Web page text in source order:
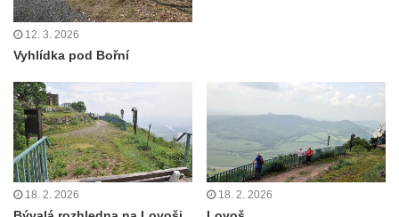
Střední vrch
Sedlecký Špičák
Poslední masiv
Vyhlídka Kohoutí vrch
Vyhlídka Šroubený
Čertova zeď (+ Malá Čertova zeď a Rasova
rokle)
Popova skála
12. 3. 2026
Vyhlídka pod Bořní
18. 2. 2026 18. 2. 2026